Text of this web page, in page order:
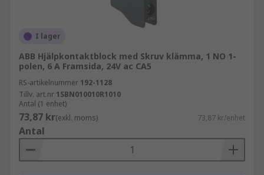
I lager
ABB Hjälpkontaktblock med Skruv klämma, 1 NO 1-
polen, 6 A Framsida, 24V ac CA5
RS-artikelnummer 192-1128
Tillv. art.nr 1SBN010010R1010
Antal (1 enhet)
73,87 kr(exkl. moms) 73,87 kr/enhet
Antal